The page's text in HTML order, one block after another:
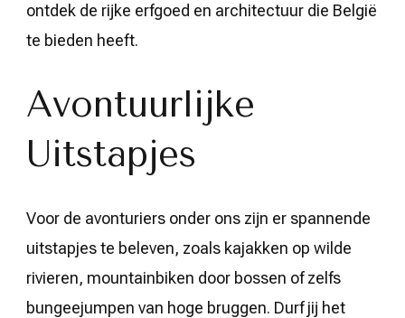
ontdek de rijke erfgoed en architectuur die België
te bieden heeft.
Avontuurlijke
Uitstapjes
Voor de avonturiers onder ons zijn er spannende
uitstapjes te beleven, zoals kajakken op wilde
rivieren, mountainbiken door bossen of zelfs
bungeejumpen van hoge bruggen. Durf jij het